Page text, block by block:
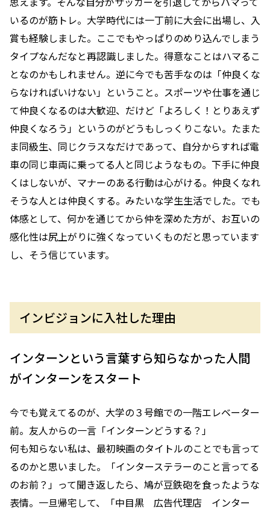
いるのが筋トレ。大学時代には一丁前に大会に出場し、入
賞も経験しました。ここでもやっぱりのめり込んでしまう
タイプなんだなと再認識しました。得意なことはハマるこ
となのかもしれません。逆に今でも苦手なのは「仲良くな
らなければいけない」ということ。スポーツや仕事を通じ
て仲良くなるのは大歓迎、だけど「よろしく！とりあえず
仲良くなろう」というのがどうもしっくりこない。たまた
ま同級生、同じクラスなだけであって、自分からすれば電
車の同じ車両に乗ってる人と同じようなもの。下手に仲良
くはしないが、マナーのある行動は心がける。仲良くなれ
そうな人とは仲良くする。みたいな学生生活でした。でも
体感として、何かを通じてから仲を深めた方が、お互いの
感化性は尻上がりに強くなっていくものだと思っています
し、そう信じています。
インビジョンに入社した理由
インターンという言葉すら知らなかった人間
がインターンをスタート
今でも覚えてるのが、大学の３号館での一階エレベーター
前。友人からの一言「インターンどうする？」
何も知らない私は、最初映画のタイトルのことでも言って
るのかと思いました。「インターステラーのこと言ってる
のお前？」って聞き返したら、鳩が豆鉄砲を食ったような
表情。一旦帰宅して、「中目黒 広告代理店 インター